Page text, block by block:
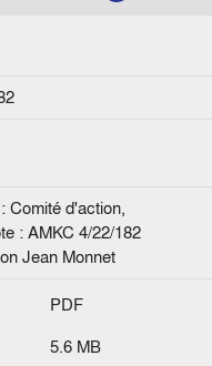
Comité d'action,
: AMKC 4/22/182
Jean Monnet
PDF
5.6 MB